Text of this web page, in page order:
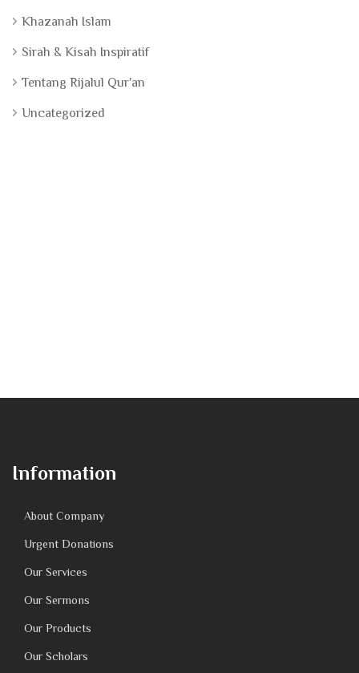
Khazanah Islam
Sirah & Kisah Inspiratif
Tentang Rijalul Qur'an
Uncategorized
Information
About Company
Urgent Donations
Our Services
Our Sermons
Our Products
Our Scholars